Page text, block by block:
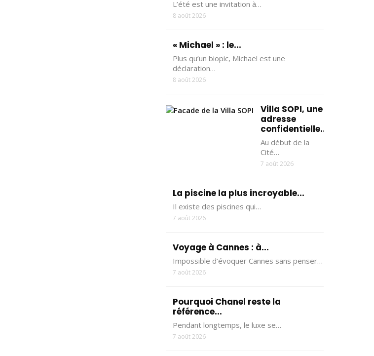
L’été est une invitation à…
8 août 2026
« Michael » : le...
Plus qu’un biopic, Michael est une
déclaration…
8 août 2026
Villa SOPI, une
adresse
confidentielle...
Au début de la
Cité…
7 août 2026
La piscine la plus incroyable...
Il existe des piscines qui…
7 août 2026
Voyage à Cannes : à...
Impossible d’évoquer Cannes sans penser…
7 août 2026
Pourquoi Chanel reste la
référence...
Pendant longtemps, le luxe se…
7 août 2026